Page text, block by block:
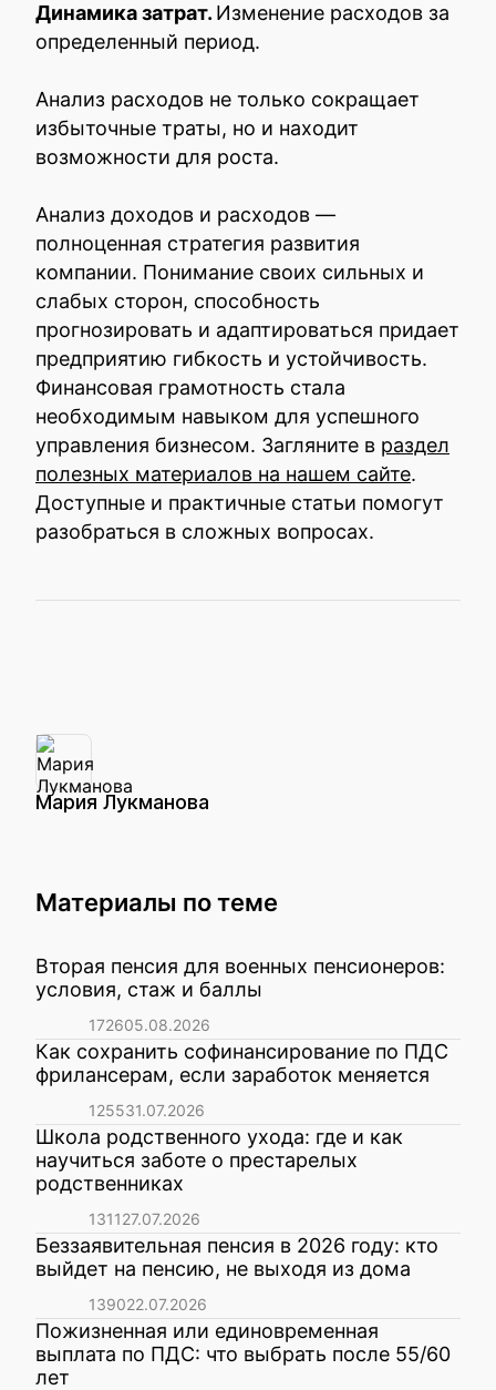
Динамика затрат. Изменение расходов за
определенный период.
Анализ расходов не только сокращает
избыточные траты, но и находит
возможности для роста.
Анализ доходов и расходов —
полноценная стратегия развития
компании. Понимание своих сильных и
слабых сторон, способность
прогнозировать и адаптироваться придает
предприятию гибкость и устойчивость.
Финансовая грамотность стала
необходимым навыком для успешного
управления бизнесом. Загляните в раздел
полезных материалов на нашем сайте.
Доступные и практичные статьи помогут
разобраться в сложных вопросах.
Мария Лукманова
Материалы по теме
Вторая пенсия для военных пенсионеров:
условия, стаж и баллы
172605.08.2026
Как сохранить софинансирование по ПДС
фрилансерам, если заработок меняется
125531.07.2026
Школа родственного ухода: где и как
научиться заботе о престарелых
родственниках
131127.07.2026
Беззаявительная пенсия в 2026 году: кто
выйдет на пенсию, не выходя из дома
139022.07.2026
Пожизненная или единовременная
выплата по ПДС: что выбрать после 55/60
лет